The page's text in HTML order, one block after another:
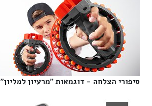
סיפורי הצלחה - דוגמאות "מרעיון למליון"‎